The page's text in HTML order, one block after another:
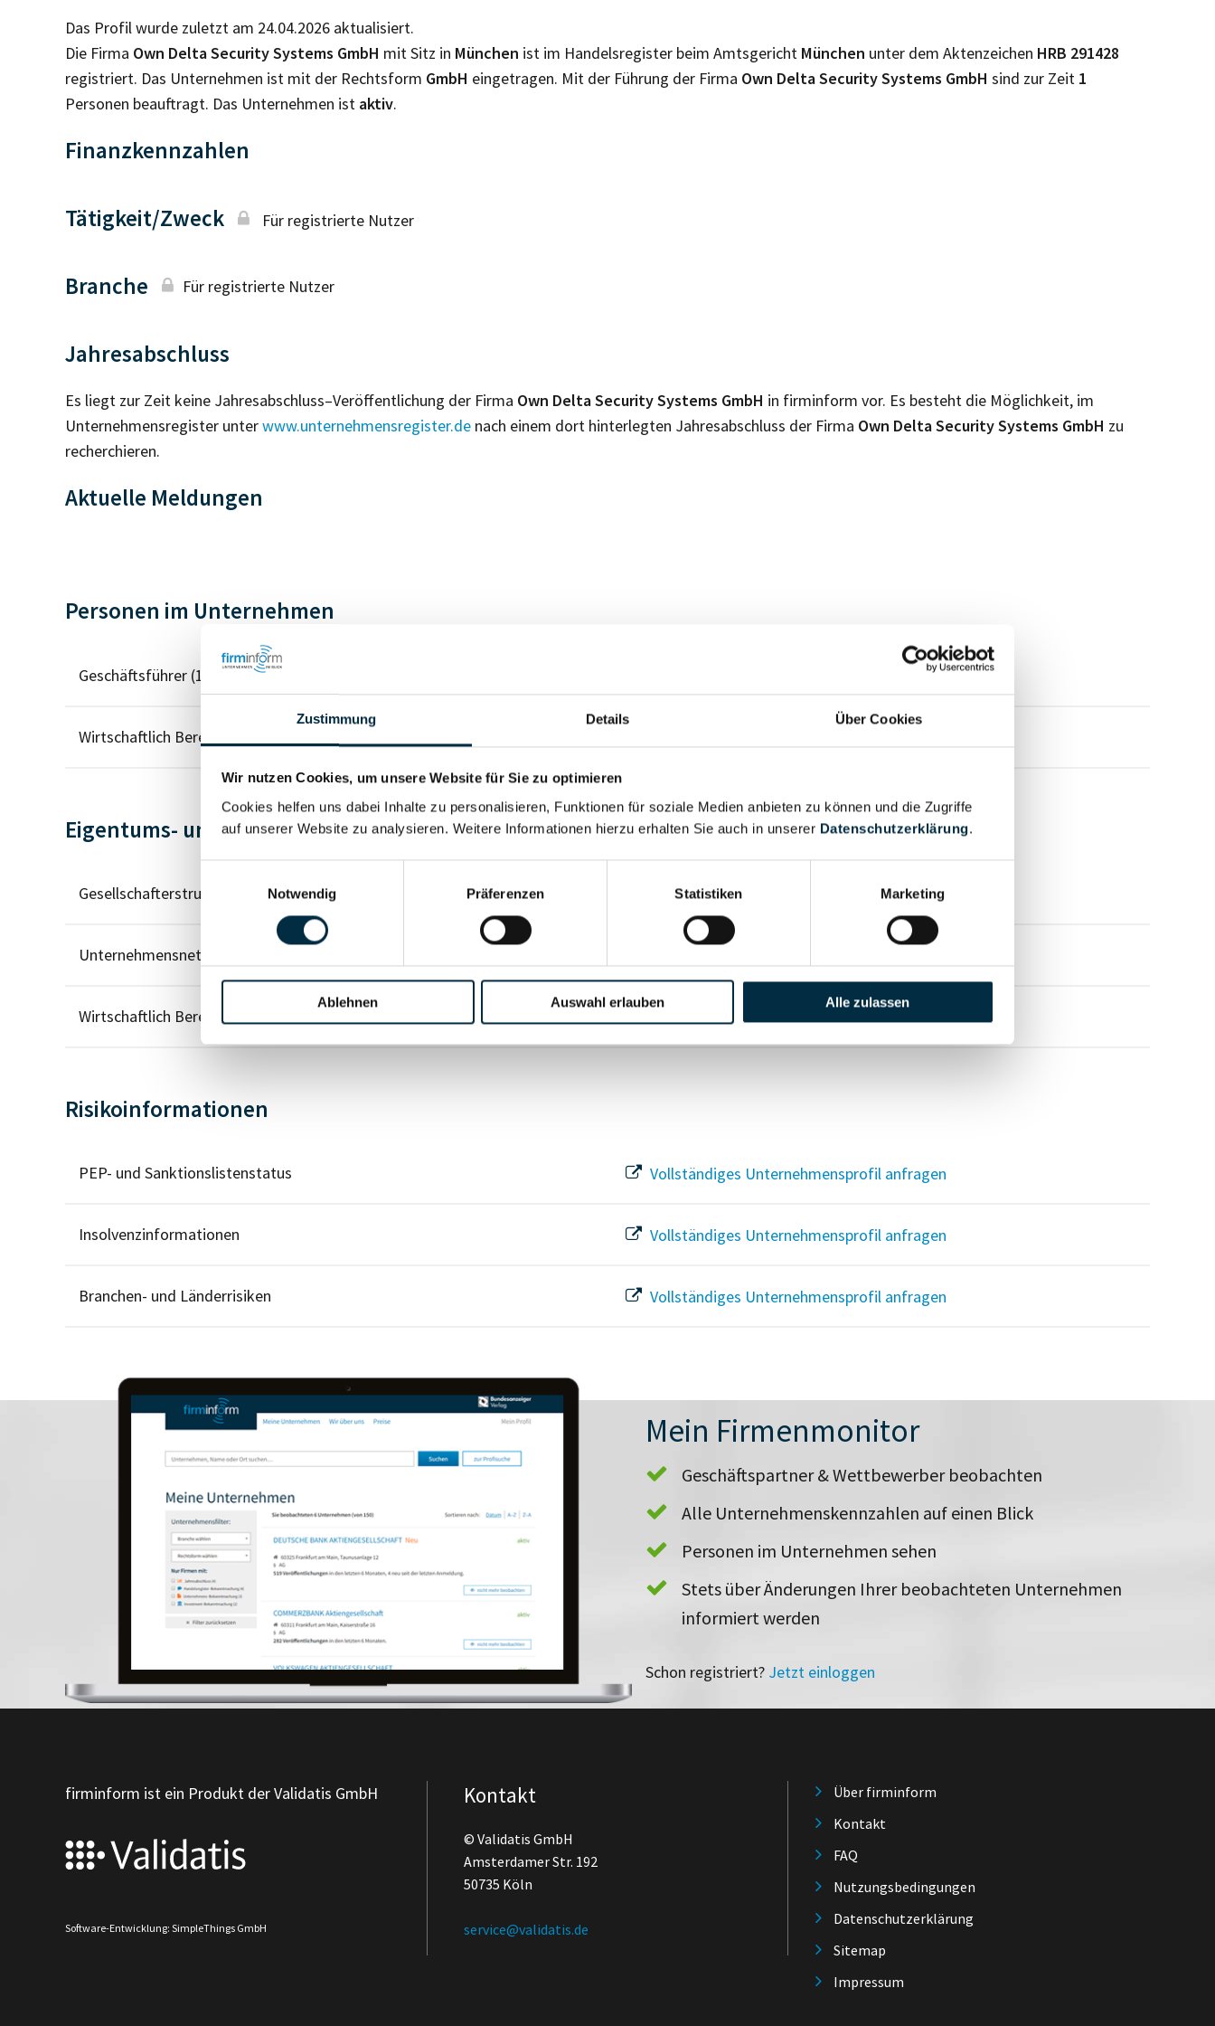
Zustimmung Details Über Cookies
Wir nutzen Cookies, um unsere Website für Sie zu optimieren
Cookies helfen uns dabei Inhalte zu personalisieren, Funktionen für soziale Medien anbieten zu können und die Zugriffe
auf unserer Website zu analysieren. Weitere Informationen hierzu erhalten Sie auch in unserer Datenschutzerklärung.
Notwendig
Präferenzen Statistiken Marketing
Ablehnen Auswahl erlauben Alle zulassen
Das Profil wurde zuletzt am 24.04.2026 aktualisiert.
Die Firma Own Delta Security Systems GmbH mit Sitz in München ist im Handelsregister beim Amtsgericht München unter dem Aktenzeichen HRB 291428
registriert. Das Unternehmen ist mit der Rechtsform GmbH eingetragen. Mit der Führung der Firma Own Delta Security Systems GmbH sind zur Zeit 1
Personen beauftragt. Das Unternehmen ist aktiv.
Finanzkennzahlen
Tätigkeit/Zweck Für registrierte Nutzer
Branche Für registrierte Nutzer
Jahresabschluss
Es liegt zur Zeit keine Jahresabschluss–Veröffentlichung der Firma Own Delta Security Systems GmbH in firminform vor. Es besteht die Möglichkeit, im
Unternehmensregister unterwww.unternehmensregister.de nach einem dort hinterlegten Jahresabschluss der Firma Own Delta Security Systems GmbH zu
recherchieren.
Aktuelle Meldungen
Personen im Unternehmen
Geschäftsführer (1)
Wirtschaftlich Berechtigter
Eigentums- und Kontrollstruktur
Gesellschafterstruktur Vollständiges Unternehmensprofil anfragen
Unternehmensnetzwerk
Wirtschaftlich Berechtigten Pfad Vollständiges Unternehmensprofil anfragen
Risikoinformationen
PEP- und Sanktionslistenstatus Vollständiges Unternehmensprofil anfragen
Insolvenzinformationen Vollständiges Unternehmensprofil anfragen
Branchen- und Länderrisiken Vollständiges Unternehmensprofil anfragen
Mein Firmenmonitor
Geschäftspartner & Wettbewerber beobachten
Alle Unternehmenskennzahlen auf einen Blick
Personen im Unternehmen sehen
Stets über Änderungen Ihrer beobachteten Unternehmen
informiert werden
Schon registriert? Jetzt einloggen
firminform ist ein Produkt der Validatis GmbH
Software-Entwicklung: SimpleThings GmbH
Kontakt
© Validatis GmbH
Amsterdamer Str. 192
50735 Köln
service@validatis.de
Über firminform
Kontakt
FAQ
Nutzungsbedingungen
Datenschutzerklärung
Sitemap
Impressum